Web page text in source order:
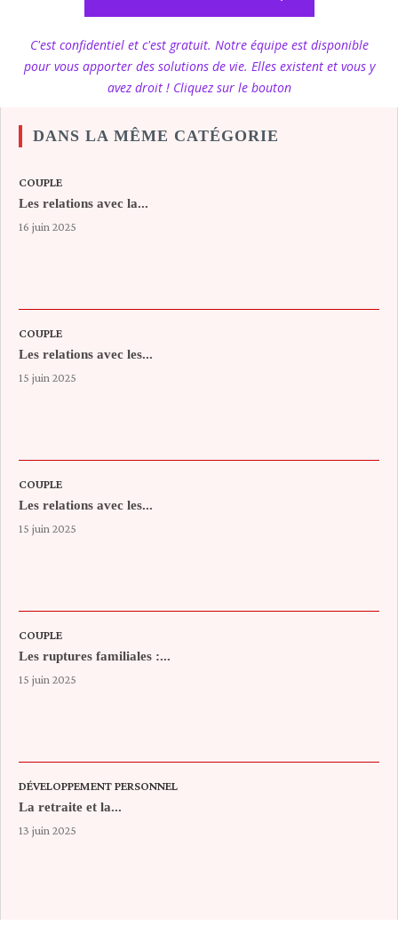
C'est confidentiel et c'est gratuit. Notre équipe est disponible
pour vous apporter des solutions de vie. Elles existent et vous y
avez droit ! Cliquez sur le bouton
DANS LA MÊME CATÉGORIE
COUPLE
Les relations avec la...
16 juin 2025
COUPLE
Les relations avec les...
15 juin 2025
COUPLE
Les relations avec les...
15 juin 2025
COUPLE
Les ruptures familiales :...
15 juin 2025
DÉVELOPPEMENT PERSONNEL
La retraite et la...
13 juin 2025